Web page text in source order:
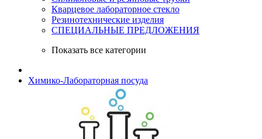
Кварцевое лабораторное стекло
Резинотехнические изделия
СПЕЦИАЛЬНЫЕ ПРЕДЛОЖЕНИЯ
Показать все категории
Химико-Лабораторная посуда